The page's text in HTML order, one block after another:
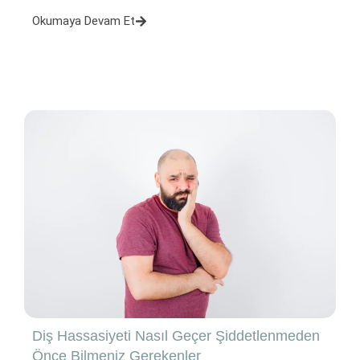
Okumaya Devam Et
Diş Hassasiyeti Nasıl Geçer Şiddetlenmeden
Önce Bilmeniz Gerekenler